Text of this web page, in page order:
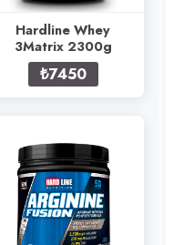
Hardline Whey
3Matrix 2300g
₺7450